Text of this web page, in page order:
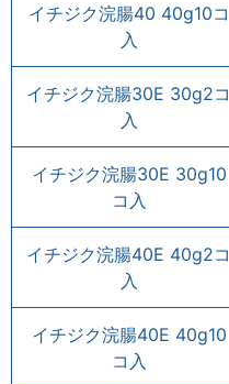
イチジク浣腸40 40g10コ
入
イチジク浣腸30E 30g2コ
入
イチジク浣腸30E 30g10
コ入
イチジク浣腸40E 40g2コ
入
イチジク浣腸40E 40g10
コ入